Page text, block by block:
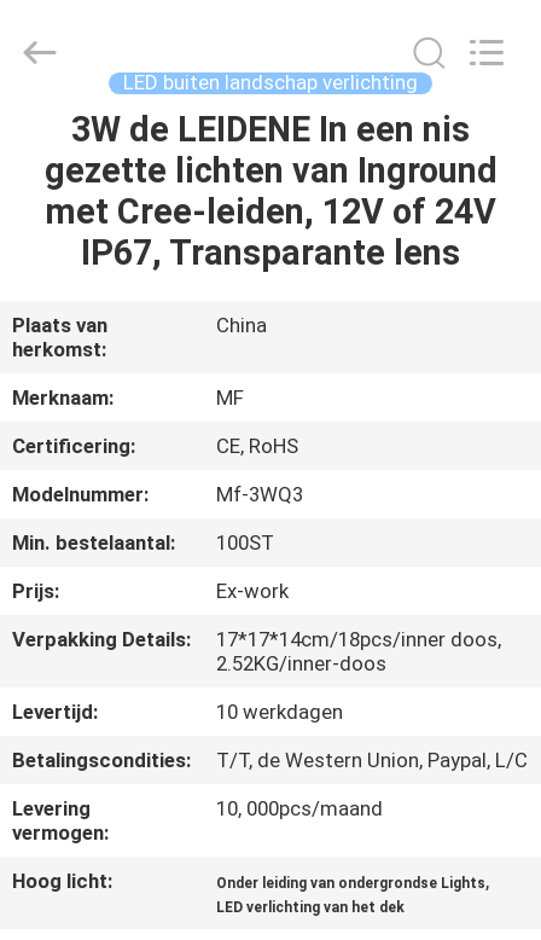
HUIS
PRODUCTEN
OVER
ONS
FABRIEKSREIS
KWALITEITSCONTROLE
CONTACTEER
VERZOEK
OM EEN
CITAAT
Co.,Ltd..
LED buiten landschap verlichting
3W de LEIDENE In een nis
gezette lichten van Inground
met Cree-leiden, 12V of 24V
IP67, Transparante lens
Plaats van
herkomst:
China
Merknaam:
MF
Certificering:
CE, RoHS
Modelnummer:
Mf-3WQ3
Min. bestelaantal:
100ST
Prijs:
Ex-work
Verpakking Details:
17*17*14cm/18pcs/inner doos,
2.52KG/inner-doos
Levertijd:
10 werkdagen
Betalingscondities:
T/T, de Western Union, Paypal, L/C
Levering
vermogen:
10, 000pcs/maand
Hoog licht: Onder leiding van ondergrondse Lights,
LED verlichting van het dek